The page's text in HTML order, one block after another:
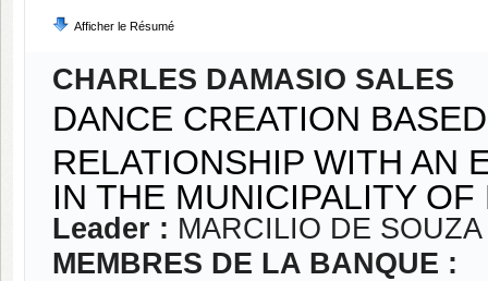
Afficher le Résumé
CHARLES DAMASIO SALES
DANCE CREATION
RELATIONSHIP WITH AN
IN THE MUNICIPALITY
Leader : MARCILIO DE
MEMBRES DE LA BANQUE :